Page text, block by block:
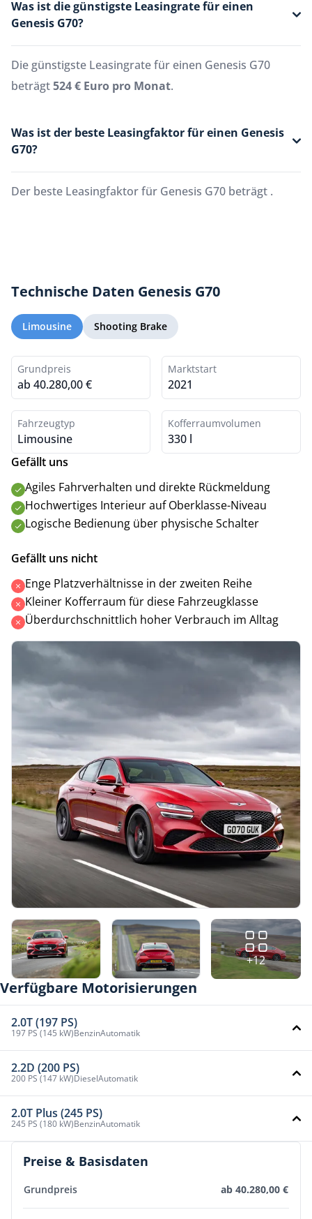
Was ist die günstigste Leasingrate für einen
Genesis G70?
Die günstigste Leasingrate für einen Genesis G70
beträgt524 € Euro pro Monat.
Was ist der beste Leasingfaktor für einen Genesis
G70?
Der beste Leasingfaktor für Genesis G70 beträgt .
Technische Daten Genesis G70
Limousine Shooting Brake
Grundpreis
ab 40.280,00 €
Marktstart
2021
Fahrzeugtyp
Limousine
Kofferraumvolumen
330 l
Gefällt uns
Agiles Fahrverhalten und direkte Rückmeldung
Hochwertiges Interieur auf Oberklasse-Niveau
Logische Bedienung über physische Schalter
Gefällt uns nicht
Enge Platzverhältnisse in der zweiten Reihe
Kleiner Kofferraum für diese Fahrzeugklasse
Überdurchschnittlich hoher Verbrauch im Alltag
+12
Verfügbare Motorisierungen
2.0T (197 PS)
197 PS (145 kW)BenzinAutomatik
2.2D (200 PS)
200 PS (147 kW)DieselAutomatik
2.0T Plus (245 PS)
245 PS (180 kW)BenzinAutomatik
Preise & Basisdaten
Grundpreis ab 40.280,00 €